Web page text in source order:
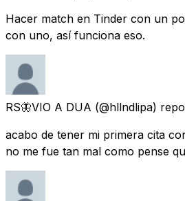
Hacer match en Tinder con un
con uno, así funciona eso.
RS🦋VIO A DUA (@hllndlipa)
acabo de tener mi primera cita
no me fue tan mal como pense